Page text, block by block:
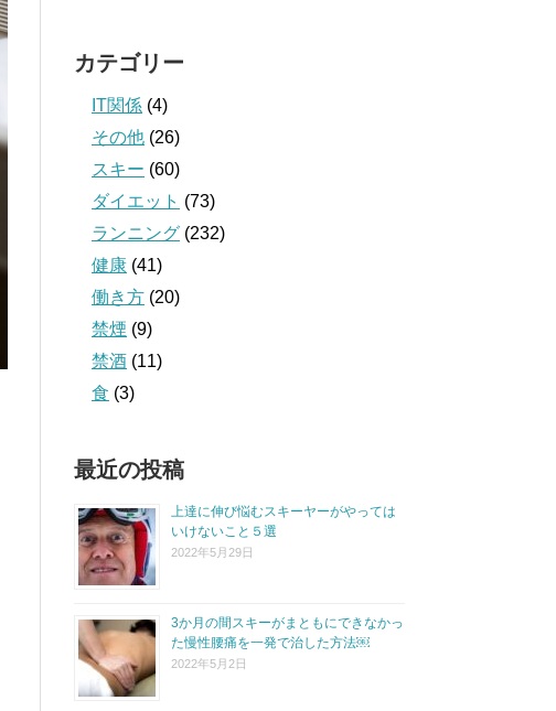
カテゴリー
IT関係 (4)
その他 (26)
スキー (60)
ダイエット (73)
ランニング (232)
健康 (41)
働き方 (20)
禁煙 (9)
禁酒 (11)
食 (3)
最近の投稿
上達に伸び悩むスキーヤーがやっては
いけないこと５選
2022年5月29日
3か月の間スキーがまともにできなかっ
た慢性腰痛を一発で治した方法￼
2022年5月2日